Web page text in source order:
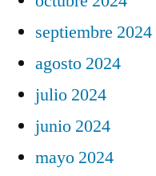
septiembre 2024
agosto 2024
julio 2024
junio 2024
mayo 2024